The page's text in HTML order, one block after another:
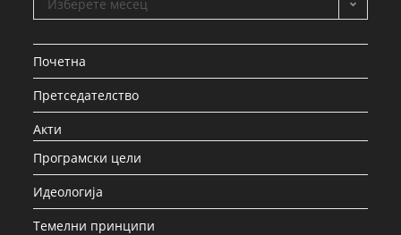
Изберете месец
Почетна
Претседателство
Акти
Програмски цели
Идеологија
Темелни принципи